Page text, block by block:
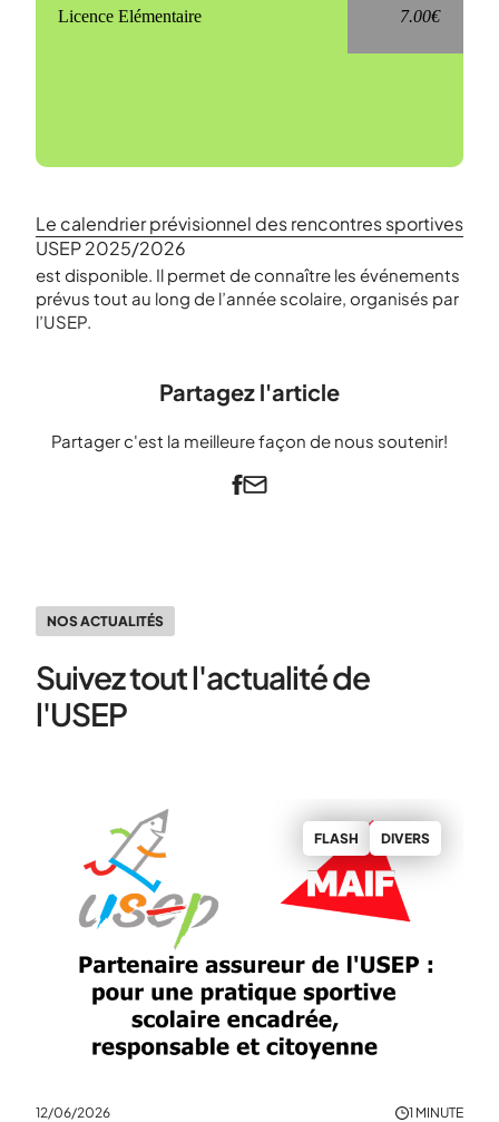
Licence Elémentaire 7.00€
Le calendrier prévisionnel des rencontres sportives
USEP 2025/2026
est disponible. Il permet de connaître les événements
prévus tout au long de l’année scolaire, organisés par
l’USEP.
Partagez l'article
Partager c'est la meilleure façon de nous soutenir!
NOS ACTUALITÉS
Suivez tout l'actualité de
l'USEP
FLASH DIVERS
12/06/2026 1 MINUTE